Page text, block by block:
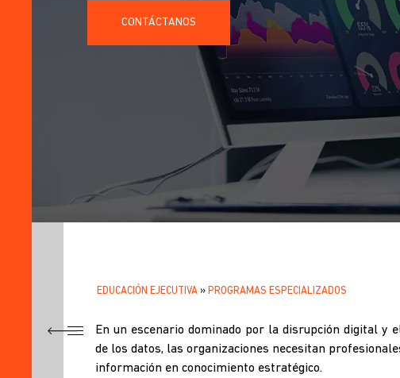
CONTÁCTANOS
.SOBRESCRIBIR
ENLACES
DE
EDUCACIÓN EJECUTIVA PROGRAMAS ESPECIALIZADOS
En un escenario dominado por la disrupción digital y
de los datos, las organizaciones necesitan
información en conocimiento estratégico.